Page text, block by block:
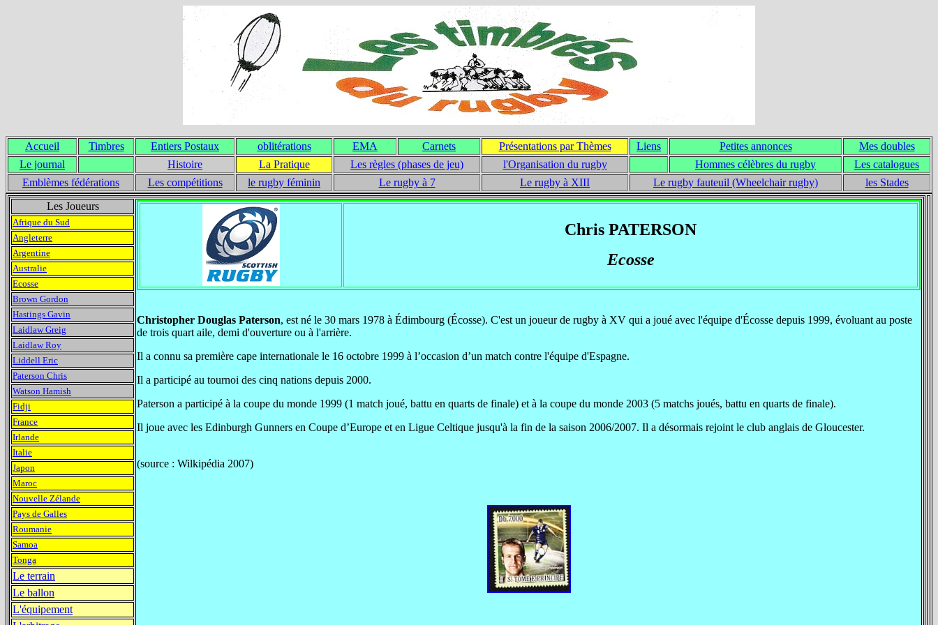
Accueil Timbres Entiers Postaux oblitérations EMA Carnets Présentations par Thèmes Liens Petites annonces
Mes doubles
Le journal
Histoire La Pratique Les règles (phases de jeu) l'Organisation du rugby Hommes célèbres du rugby
Les catalogues
Emblèmes fédérations
Les compétitions le rugby féminin Le rugby à 7 Le rugby à XIII Le rugby fauteuil (Wheelchair rugby)
les Stades
Les Joueurs
Chris PATERSON
Ecosse
Christopher Douglas Paterson, est né le 30 mars 1978 à Édimbourg (Écosse). C'est un joueur de rugby à XV qui a joué avec l'équipe d'Écosse depuis 1999, évoluant au poste
de trois quart aile, demi d'ouverture ou à l'arrière.
Il a connu sa première cape internationale le 16 octobre 1999 à l’occasion d’un match contre l'équipe d'Espagne.
Il a participé au tournoi des cinq nations depuis 2000.
Paterson a participé à la coupe du monde 1999 (1 match joué, battu en quarts de finale) et à la coupe du monde 2003 (5 matchs joués, battu en quarts de finale).
Il joue avec les Edinburgh Gunners en Coupe d’Europe et en Ligue Celtique jusqu'à la fin de la saison 2006/2007. Il a désormais rejoint le club anglais de Gloucester.
(source : Wilkipédia 2007)
Afrique du Sud
Angleterre
Argentine
Australie
Ecosse
Brown Gordon
Hastings Gavin
Laidlaw Greig
Laidlaw Roy
Liddell Eric
Paterson Chris
Watson Hamish
Fidji
France
Irlande
Italie
Japon
Maroc
Nouvelle Zélande
Pays de Galles
Roumanie
Samoa
Tonga
Le terrain
Le ballon
L'équipement